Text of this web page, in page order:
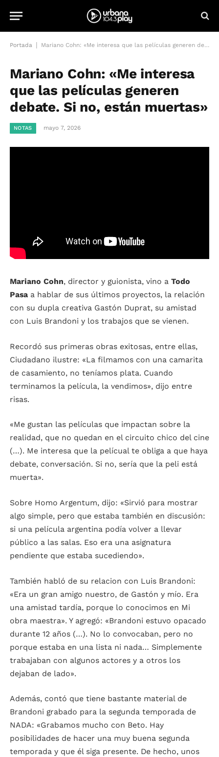
Portada Mariano Cohn: «Me interesa que las películas generen debate. Si no, están muertas»
Mariano Cohn: «Me interesa
que las películas generen
debate. Si no, están muertas»
NOTAS mayo 7, 2026
Mariano Cohn, director y guionista, vino a Todo
Pasa a hablar de sus últimos proyectos, la relación
con su dupla creativa Gastón Duprat, su amistad
con Luis Brandoni y los trabajos que se vienen.
Recordó sus primeras obras exitosas, entre ellas,
Ciudadano ilustre: «La filmamos con una camarita
de casamiento, no teníamos plata. Cuando
terminamos la película, la vendimos», dijo entre
risas.
«Me gustan las películas que impactan sobre la
realidad, que no quedan en el circuito chico del cine
(…). Me interesa que la pelícual te obliga a que haya
debate, conversación. Si no, sería que la peli está
muerta».
Sobre Homo Argentum, dijo: «Sirvió para mostrar
algo simple, pero que estaba también en discusión:
si una película argentina podía volver a llevar
público a las salas. Eso era una asignatura
pendiente que estaba sucediendo».
También habló de su relacion con Luis Brandoni:
«Era un gran amigo nuestro, de Gastón y mío. Era
una amistad tardía, porque lo conocimos en Mi
obra maestra». Y agregó: «Brandoni estuvo opacado
durante 12 años (…). No lo convocaban, pero no
porque estaba en una lista ni nada… Simplemente
trabajaban con algunos actores y a otros los
dejaban de lado».
Además, contó que tiene bastante material de
Brandoni grabado para la segunda temporada de
NADA: «Grabamos mucho con Beto. Hay
posibilidades de hacer una muy buena segunda
temporada y que él siga presente. De hecho, unos